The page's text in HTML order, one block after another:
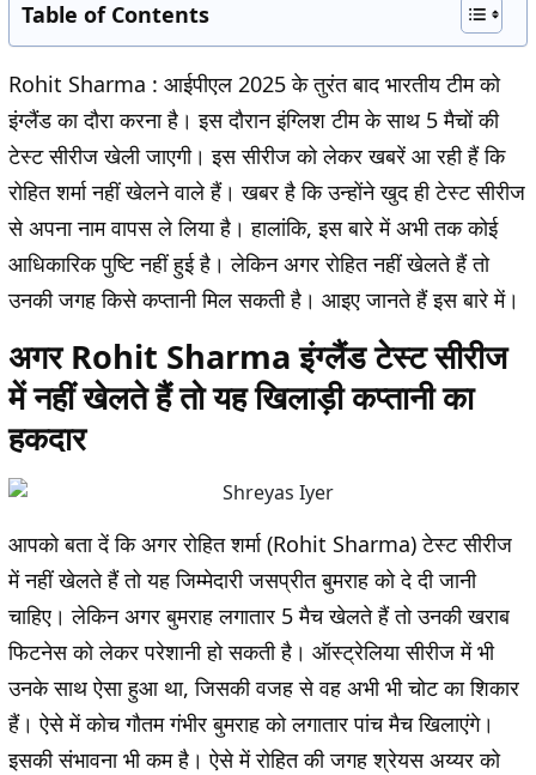
Table of Contents
Rohit Sharma : आईपीएल 2025 के तुरंत बाद भारतीय टीम को
इंग्लैंड का दौरा करना है। इस दौरान इंग्लिश टीम के साथ 5 मैचों की
टेस्ट सीरीज खेली जाएगी। इस सीरीज को लेकर खबरें आ रही हैं कि
रोहित शर्मा नहीं खेलने वाले हैं। खबर है कि उन्होंने खुद ही टेस्ट सीरीज
से अपना नाम वापस ले लिया है। हालांकि, इस बारे में अभी तक कोई
आधिकारिक पुष्टि नहीं हुई है। लेकिन अगर रोहित नहीं खेलते हैं तो
उनकी जगह किसे कप्तानी मिल सकती है। आइए जानते हैं इस बारे में।
अगर Rohit Sharma इंग्लैंड टेस्ट सीरीज
में नहीं खेलते हैं तो यह खिलाड़ी कप्तानी का
हकदार
आपको बता दें कि अगर रोहित शर्मा (Rohit Sharma) टेस्ट सीरीज
में नहीं खेलते हैं तो यह जिम्मेदारी जसप्रीत बुमराह को दे दी जानी
चाहिए। लेकिन अगर बुमराह लगातार 5 मैच खेलते हैं तो उनकी खराब
फिटनेस को लेकर परेशानी हो सकती है। ऑस्ट्रेलिया सीरीज में भी
उनके साथ ऐसा हुआ था, जिसकी वजह से वह अभी भी चोट का शिकार
हैं। ऐसे में कोच गौतम गंभीर बुमराह को लगातार पांच मैच खिलाएंगे।
इसकी संभावना भी कम है। ऐसे में रोहित की जगह श्रेयस अय्यर को